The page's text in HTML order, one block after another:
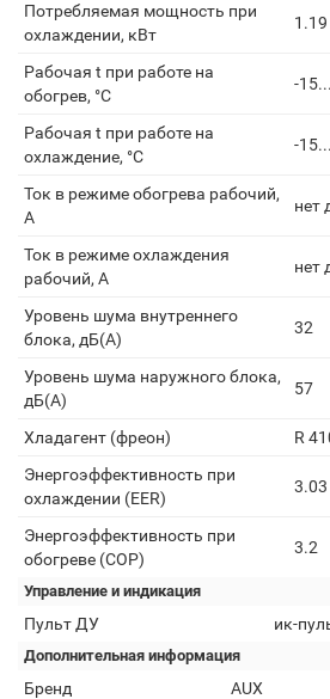
Потребляемая мощность при
охлаждении, кВт
1.19
Рабочая t при работе на
обогрев, °С
-
Рабочая t при работе на
охлаждение, °С
-
Ток в режиме обогрева рабочий,
А
нет
Ток в режиме охлаждения
рабочий, А
нет
Уровень шума внутреннего
блока, дБ(А)
32
Уровень шума наружного блока,
дБ(А)
57
Хладагент (фреон)
R
Энергоэффективность при
охлаждении (EER)
3.03
Энергоэффективность при
обогреве (COP)
3.2
Управление и индикация
Пульт ДУ ик-
Дополнительная информация
Бренд
AUX